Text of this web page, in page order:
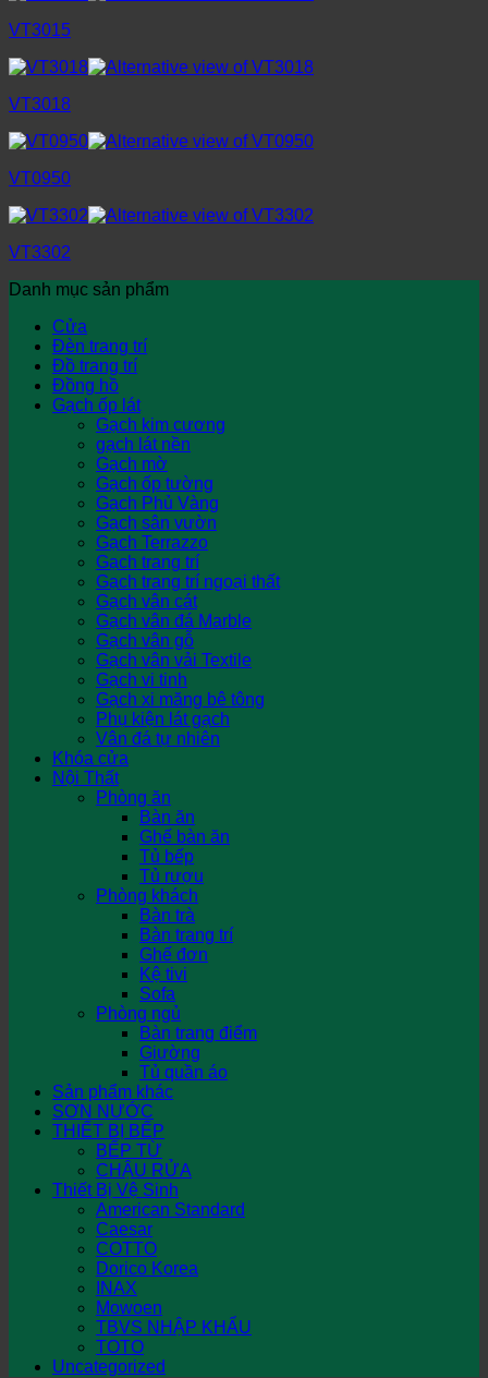
VT3015
VT3018
VT0950
VT3302
Danh mục sản phẩm
Cửa
Đèn trang trí
Đồ trang trí
Đồng hồ
Gạch ốp lát
Gạch kim cương
gạch lát nền
Gạch mờ
Gạch ốp tường
Gạch Phủ Vàng
Gạch sân vườn
Gạch Terrazzo
Gạch trang trí
Gạch trang trí ngoại thất
Gạch vân cát
Gạch vân đá Marble
Gạch vân gỗ
Gạch vân vải Textile
Gạch vi tinh
Gạch xi măng bê tông
Phụ kiện lát gạch
Vân đá tự nhiên
Khóa cửa
Nội Thất
Phòng ăn
Bàn ăn
Ghế bàn ăn
Tủ bếp
Tủ rượu
Phòng khách
Bàn trà
Bàn trang trí
Ghế đơn
Kệ tivi
Sofa
Phòng ngủ
Bàn trang điểm
Giường
Tủ quần áo
Sản phẩm khác
SƠN NƯỚC
THIẾT BỊ BẾP
BẾP TỪ
CHẬU RỬA
Thiết Bị Vệ Sinh
American Standard
Caesar
COTTO
Dorico Korea
INAX
Mowoen
TBVS NHẬP KHẨU
TOTO
Uncategorized